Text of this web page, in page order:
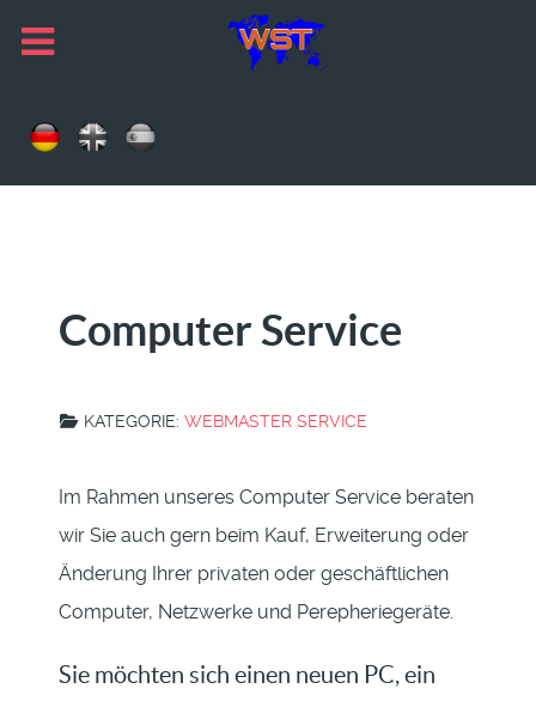
Computer Service
KATEGORIE: WEBMASTER SERVICE
Im Rahmen unseres Computer Service beraten
wir Sie auch gern beim Kauf, Erweiterung oder
Änderung Ihrer privaten oder geschäftlichen
Computer, Netzwerke und Perepheriegeräte.
Sie möchten sich einen neuen PC, ein